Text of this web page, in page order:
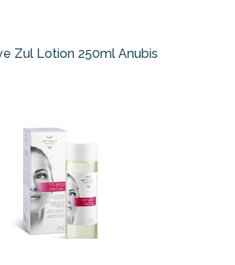
Zul Lotion 250ml Anubis